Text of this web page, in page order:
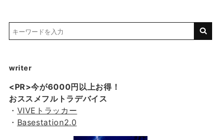
writer
<PR>今が6000円以上お得！
おススメフルトラデバイス
・ VIVEトラッカー
・ Basestation2.0